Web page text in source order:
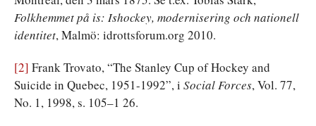
Folkhemmet på is: Ishockey, modernisering och nationell
identitet, Malmö: idrottsforum.org 2010.
[2] Frank Trovato, “The Stanley Cup of Hockey and
Suicide in Quebec, 1951-1992”, i Social Forces, Vol. 77,
No. 1, 1998, s. 105–1 26.